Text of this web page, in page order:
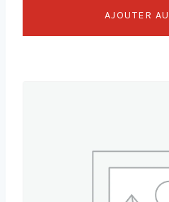
AJOUTER